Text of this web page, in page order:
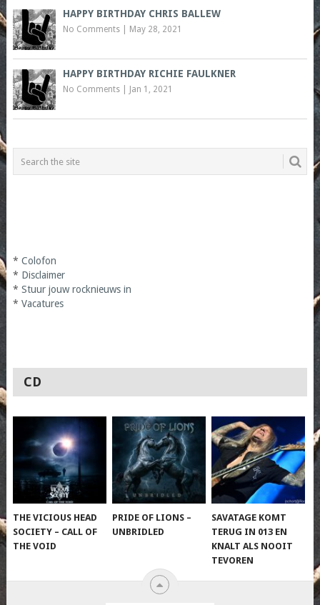
HAPPY BIRTHDAY CHRIS BALLEW
No Comments| May 28, 2021
HAPPY BIRTHDAY RICHIE FAULKNER
No Comments| Jan 1, 2021
* Colofon
* Disclaimer
* Stuur jouw rocknieuws in
* Vacatures
CD
THE VICIOUS HEAD
SOCIETY – CALL OF
THE VOID
PRIDE OF LIONS –
UNBRIDLED
SAVATAGE KOMT
TERUG IN 013 EN
KNALT ALS NOOIT
TEVOREN